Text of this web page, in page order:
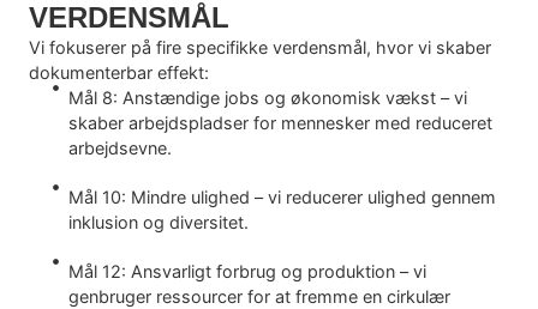
VERDENSMÅL
Vi fokuserer på fire specifikke verdensmål, hvor vi skaber
dokumenterbar effekt:
Mål 8: Anstændige jobs og økonomisk vækst – vi
skaber arbejdspladser for mennesker med reduceret
arbejdsevne.
Mål 10: Mindre ulighed – vi reducerer ulighed gennem
inklusion og diversitet.
Mål 12: Ansvarligt forbrug og produktion – vi
genbruger ressourcer for at fremme en cirkulær